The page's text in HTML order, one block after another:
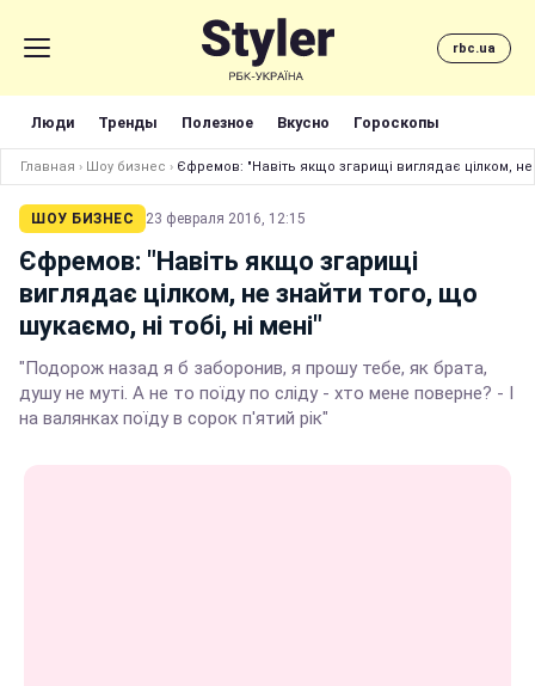
rbc.ua
Люди Тренды Полезное Вкусно Гороскопы
Главная › Шоу бизнес › Єфремов: "Навіть якщо згарищі виглядає цілком, не
ШОУ БИЗНЕС 23 февраля 2016, 12:15
Єфремов: "Навіть якщо згарищі
виглядає цілком, не знайти того, що
шукаємо, ні тобі, ні мені"
"Подорож назад я б заборонив, я прошу тебе, як брата,
душу не муті. А не то поїду по сліду - хто мене поверне? - І
на валянках поїду в сорок п'ятий рік"